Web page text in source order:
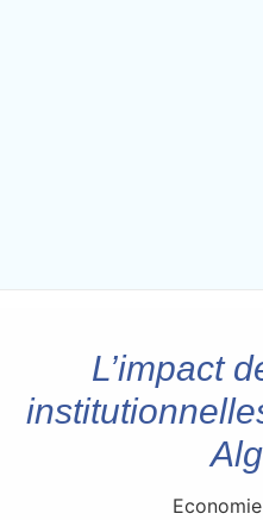
L’impact